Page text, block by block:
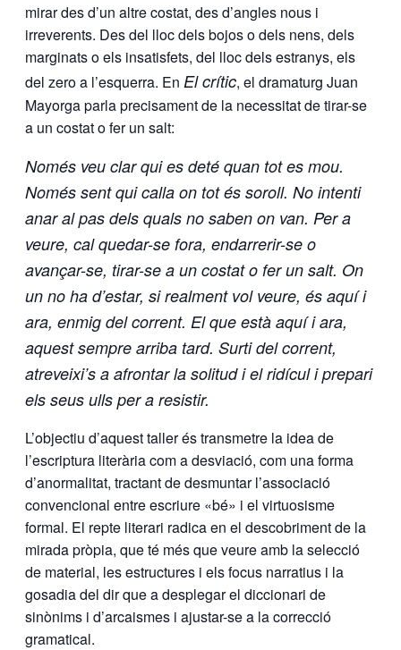
mirar des d’un altre costat, des d’angles nous i
irreverents. Des del lloc dels bojos o dels nens, dels
marginats o els insatisfets, del lloc dels estranys, els
del zero a l’esquerra. En El crític, el dramaturg Juan
Mayorgaparla precisament de la necessitat de tirar-se
a un costat o fer un salt:
Només veu clar qui es deté quan tot es mou.
Només sent qui calla on tot és soroll. No intenti
anar al pas dels quals no saben on van. Per a
veure, cal quedar-se fora, endarrerir-se o
avançar-se, tirar-se a un costat o fer un salt. On
un no ha d’estar, si realment vol veure, és aquí i
ara, enmig del corrent. El que està aquí i ara,
aquest sempre arriba tard. Surti del corrent,
atreveixi’s a afrontar la solitud i el ridícul i prepari
els seus ulls per a resistir.
L’objectiu d’aquest taller és transmetre la idea de
l’escriptura literària com a desviació, com una forma
d’anormalitat, tractant de desmuntar l’associació
convencional entre escriure «bé» i el virtuosisme
formal. El repte literari radica en el descobriment de la
mirada pròpia, que té més que veure amb la selecció
de material, les estructures i els focus narratius i la
gosadia del dir que a desplegar el diccionari de
sinònims i d’arcaismes i ajustar-se a la correcció
gramatical.